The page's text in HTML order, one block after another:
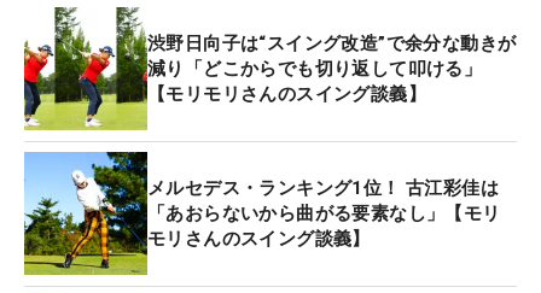
クトに向かって蹴り上げていく地面反力ヒッターで
す。
しゃがみながら回転動作に誘導していくので、イン
パクト直後にはもう左ヒザが伸び出しています。い
ま流行りの飛ばし方ですが、股関節の柔軟性や筋力
がないとできないので、簡単に真似できる動きでは
ありません。それだけアスリート的な身体能力の高
さがスイングから見てとれます。
渋野日向子は“スイング改造”で余分な動きが
減り「どこからでも切り返して叩ける」
【モリモリさんのスイング談義】
メルセデス・ランキング1位！ 古江彩佳は
「あおらないから曲がる要素なし」【モリ
モリさんのスイング談義】